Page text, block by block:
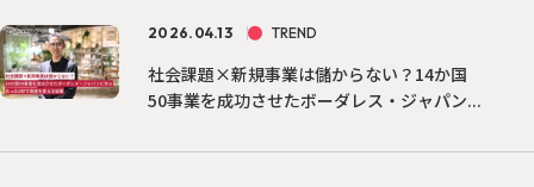
2026.04.13 TREND
社会課題×新規事業は儲からない？14か国
50事業を成功させたボーダレス・ジャパン...